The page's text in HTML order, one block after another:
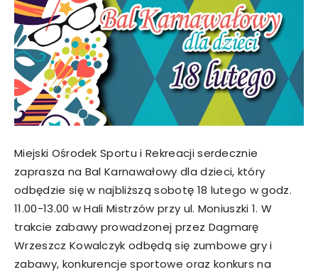
Miejski Ośrodek Sportu i Rekreacji serdecznie
zaprasza na Bal Karnawałowy dla dzieci, który
odbędzie się w najbliższą sobotę 18 lutego w godz.
11.00-13.00 w Hali Mistrzów przy ul. Moniuszki 1. W
trakcie zabawy prowadzonej przez Dagmarę
Wrzeszcz Kowalczyk odbędą się zumbowe gry i
zabawy, konkurencje sportowe oraz konkurs na